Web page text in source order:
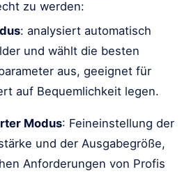
zu werden:
: analysiert automatisch
und wählt die besten
aus, geeignet für
auf Bequemlichkeit legen.
Modus: Feineinstellung der
und der Ausgabegröße,
Anforderungen von Profis